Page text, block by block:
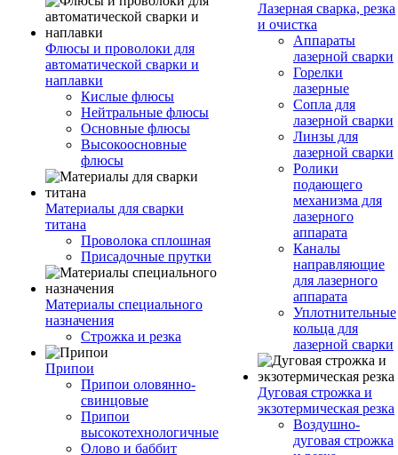
Флюсы и проволоки для
автоматической сварки и
наплавки
Кислые флюсы
Нейтральные флюсы
Основные флюсы
Высокоосновные
флюсы
Материалы для сварки
титана
Проволока сплошная
Присадочные прутки
Материалы специального
назначения
Строжка и резка
Припои
Припои оловянно-
свинцовые
Припои
высокотехнологичные
Олово и баббит
Лазерная сварка, резка
и очистка
Аппараты
лазерной сварки
Горелки
лазерные
Сопла для
лазерной сварки
Линзы для
лазерной сварки
Ролики
подающего
механизма для
лазерного
аппарата
Каналы
направляющие
для лазерного
аппарата
Уплотнительные
кольца для
лазерной сварки
Дуговая строжка и
экзотермическая резка
Воздушно-
дуговая строжка